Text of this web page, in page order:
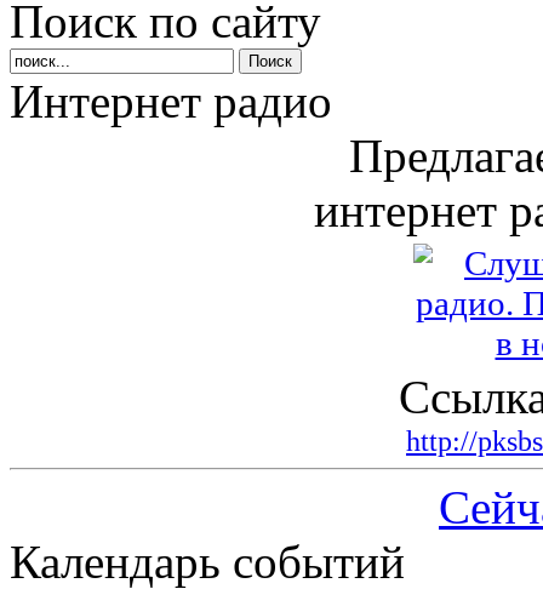
Поиск по сайту
Интернет радио
интернет
http://
Календарь событий